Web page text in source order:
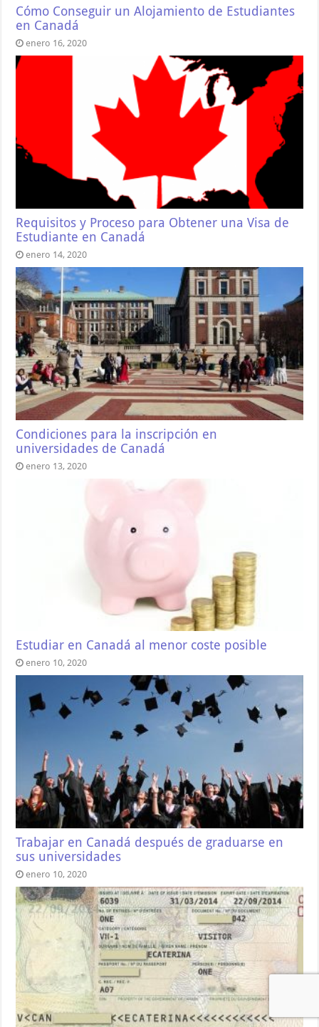
Cómo Conseguir un Alojamiento de Estudiantes
en Canadá
enero 16, 2020
Requisitos y Proceso para Obtener una Visa de
Estudiante en Canadá
enero 14, 2020
Condiciones para la inscripción en
universidades de Canadá
enero 13, 2020
Estudiar en Canadá al menor coste posible
enero 10, 2020
Trabajar en Canadá después de graduarse en
sus universidades
enero 10, 2020